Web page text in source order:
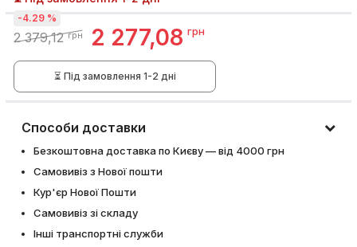
2 379,12 грн 2 277,08 грн
-4.29 %
⏳ Під замовлення 1-2 дні
Способи доставки
Безкоштовна доставка по Києву — від 4000 грн
Самовивіз з Нової пошти
Кур'єр Нової Пошти
Самовивіз зі складу
Інші транспортні служби